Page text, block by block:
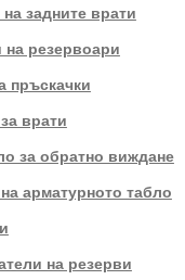
задните врати
на резервоари
пръскачки
врати
за обратно виждане
арматурното табло
на резерви